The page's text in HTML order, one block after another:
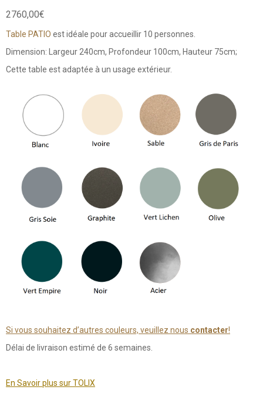
2760,00€
Table PATIO est idéale pour accueillir 10 personnes.
Dimension: Largeur 240cm, Profondeur 100cm, Hauteur 75cm;
Cette table est adaptée à un usage extérieur.
Si vous souhaitez d’autres couleurs, veuillez nous contacter!
Délai de livraison estimé de 6 semaines.
En Savoir plus sur TOLIX